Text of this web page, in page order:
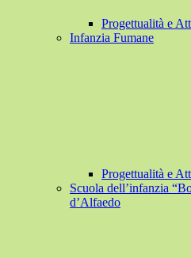
Progettualità e
Infanzia Fumane
Progettualità e
Scuola dell’infanzia
d’Alfaedo